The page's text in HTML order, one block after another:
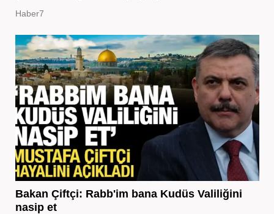
Haber7
Bakan Çiftçi: Rabb'im bana Kudüs Valiliğini
nasip et